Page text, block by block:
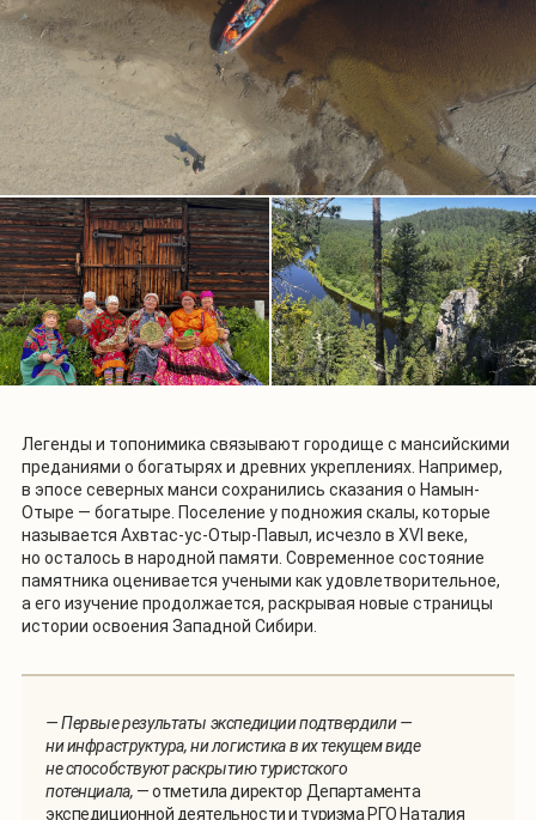
Легенды и топонимика связывают городище с мансийскими
преданиями о богатырях и древних укреплениях. Например,
в эпосе северных манси сохранились сказания о Намын-
Отыре — богатыре. Поселение у подножия скалы, которые
называется Ахвтас-ус-Отыр-Павыл, исчезло в XVI веке,
но осталось в народной памяти. Современное состояние
памятника оценивается учеными как удовлетворительное,
а его изучение продолжается, раскрывая новые страницы
истории освоения Западной Сибири.
— Первые результаты экспедиции подтвердили —
ни инфраструктура, ни логистика в их текущем виде
не способствуют раскрытию туристского
потенциала, — отметила директор Департамента
экспедиционной деятельности и туризма РГО Наталия